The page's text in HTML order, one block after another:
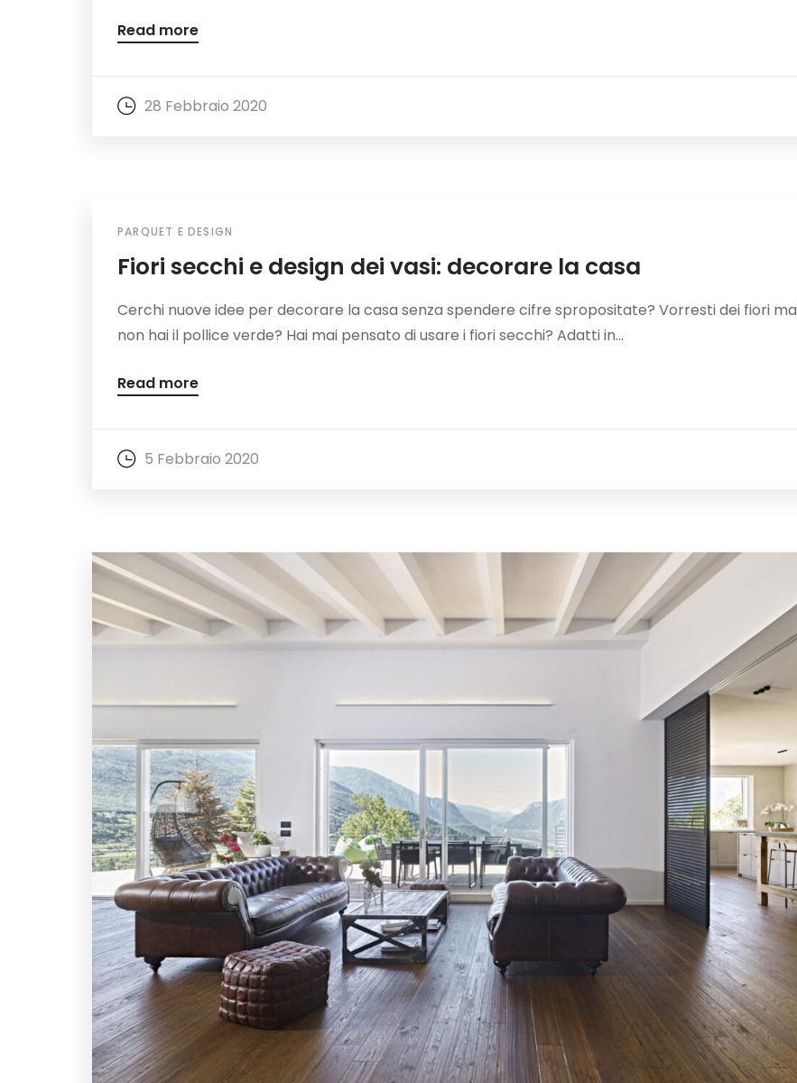
Read more
28 Febbraio 2020
PARQUET E DESIGN
Fiori secchi e design dei vasi: decorare la casa
Cerchi nuove idee per decorare la casa senza spendere cifre spropositate? Vorresti dei fiori ma
non hai il pollice verde? Hai mai pensato di usare i fiori secchi? Adatti in...
Read more
5 Febbraio 2020